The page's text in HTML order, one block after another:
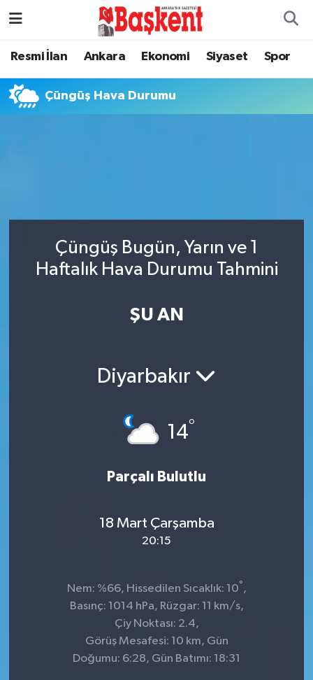
Resmi İlan Ankara Ekonomi Siyaset Spor
Çüngüş Hava Durumu
Çüngüş Bugün, Yarın ve 1
Haftalık Hava Durumu Tahmini
ŞU AN
Diyarbakır
14°
Parçalı Bulutlu
18 Mart Çarşamba
20:15
Nem: %66, Hissedilen Sıcaklık: 10° ,
Basınç: 1014 hPa, Rüzgar: 11 km/s,
Çiy Noktası: 2.4,
Görüş Mesafesi: 10 km, Gün
Doğumu: 6:28, Gün Batımı: 18:31